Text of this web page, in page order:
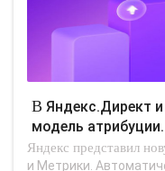
В Яндекс.Директ и Метрике появилась новая
модель
Яндекс представил
и Метрики.